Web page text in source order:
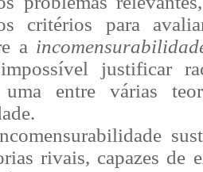
critérios para
a
justificar
uma entre várias
rivais, capazes de